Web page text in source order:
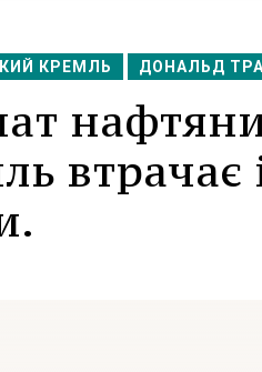
КРЕМЛЬ ДОНАЛЬД
втрачає